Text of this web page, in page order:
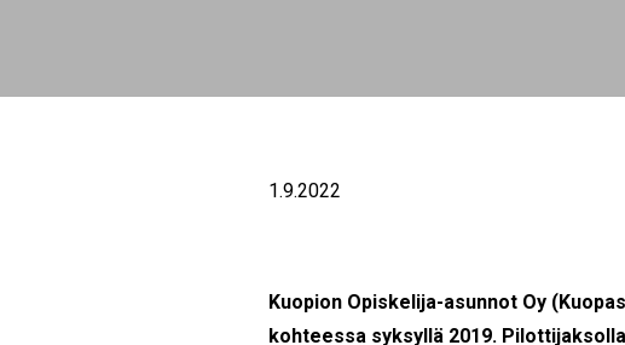
1.9.2022
Kuopion Opiskelija-asunnot Oy
kohteessa syksyllä 2019.